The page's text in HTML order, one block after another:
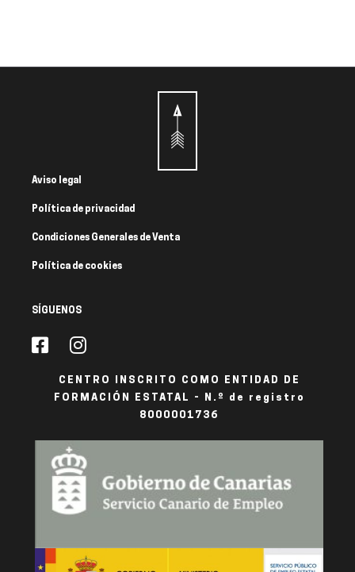
Aviso legal
Política de privacidad
Condiciones Generales de Venta
Política de cookies
SÍGUENOS
CENTRO INSCRITO COMO ENTIDAD DE
FORMACIÓN ESTATAL - N.º de registro
8000001736